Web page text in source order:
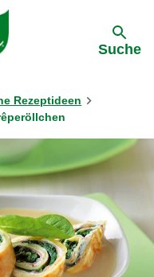
Suche
Rezeptideen